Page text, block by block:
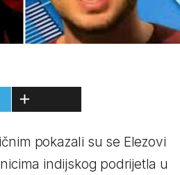
pokazali su se Elezovi
indijskog podrijetla u